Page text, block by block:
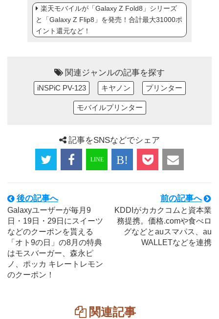
楽天モバイルが「Galaxy Z Fold8」シリーズ
と「Galaxy Z Flip8」を発売！合計最大31000ポ
イント還元など！
関連ジャンルの記事を探す
iNSPiC PV-123 キヤノン プリンター
モバイルプリンター
記事をSNSなどでシェア
後の記事へ
Galaxyユーザーが毎月9
日・19日・29日にスイーツ
などのクーポンを貰える
「オト9の日」の8月の特典
はモスバーガー、森永ピ
ノ、ポッカ キレートレモン
のクーポン！
前の記事へ
KDDIがカカクコムと資本業
務提携。価格.comや食べロ
グなどとauスマパス、au
WALLETなどを連携
関連記事